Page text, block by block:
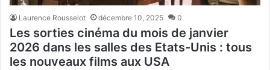
Laurence Rousselot décembre 10, 2025 0
Les sorties cinéma du mois de janvier
2026 dans les salles des Etats-Unis : tous
les nouveaux films aux USA